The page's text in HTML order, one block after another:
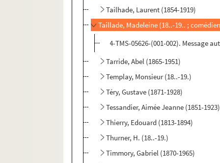
Tailhade, Laurent (1854-1919)
Taillade, Madeleine (18..-19.. ;
4-TMS-05626-(001-002). Message
Tarride, Abel (1865-1951)
Templay, Monsieur (18..-19.)
Téry, Gustave (1871-1928)
Tessandier, Aimée Jeanne (1851-1923)
Thierry, Edouard (1813-1894)
Thurner, H. (18..-19.)
Timmory, Gabriel (1870-1965)